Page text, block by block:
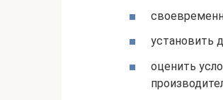
установить
оценить